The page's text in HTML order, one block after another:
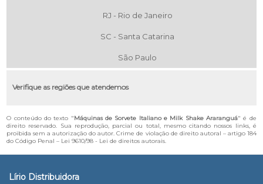
RJ - Rio de Janeiro
SC - Santa Catarina
São Paulo
Verifique as regiões que atendemos
O conteúdo do texto "Máquinas de Sorvete Italiano e Milk Shake Araranguá" é de
direito reservado. Sua reprodução, parcial ou total, mesmo citando nossos links, é
proibida sem a autorização do autor. Crime de violação de direito autoral – artigo 184
do Código Penal – Lei 9610/98 - Lei de direitos autorais.
Lírio Distribuidora